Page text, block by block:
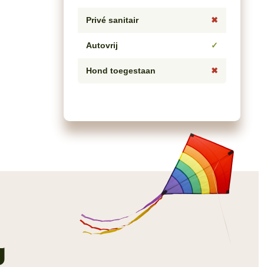
Privé sanitair ✖
Autovrij ✓
Hond toegestaan ✖